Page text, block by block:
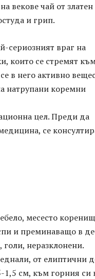
векове чай от златен
и грип.
сериозният враг на
които се стремят
в него активно
натрупани коремни
цел. Преди да
се
месесто
и преминаващо в
неразклонени.
от елиптични
1,5 см, към горния си